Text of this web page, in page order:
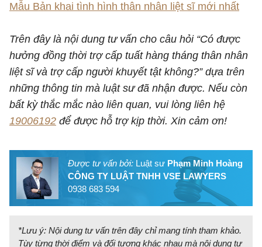
Mẫu Bản khai tình hình thân nhân liệt sĩ mới nhất
Trên đây là nội dung tư vấn cho câu hỏi “Có được
hưởng đồng thời trợ cấp tuất hàng tháng thân nhân
liệt sĩ và trợ cấp người khuyết tật không?​​” dựa trên
những thông tin mà luật sư đã nhận được. Nếu còn
bất kỳ thắc mắc nào liên quan, vui lòng liên hệ
19006192 để được hỗ trợ kịp thời. Xin cảm ơn!
Được tư vấn bởi: Luật sư Phạm Minh Hoàng
CÔNG TY LUẬT TNHH VSE LAWYERS
0938 683 594
*Lưu ý: Nội dung tư vấn trên đây chỉ mang tính tham khảo.
Tùy từng thời điểm và đối tượng khác nhau mà nội dung tư